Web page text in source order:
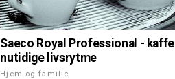
Saeco Royal Professional - kaffe
nutidige livsrytme
Hjem og familie